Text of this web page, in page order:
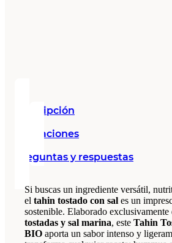
Descripción
Valoraciones
Preguntas y respuestas
Si buscas un ingrediente versátil,
el tahin tostado con sal es un
sostenible. Elaborado exclusivamente
tostadas y sal marina, este Tahin
BIO aporta un sabor intenso y